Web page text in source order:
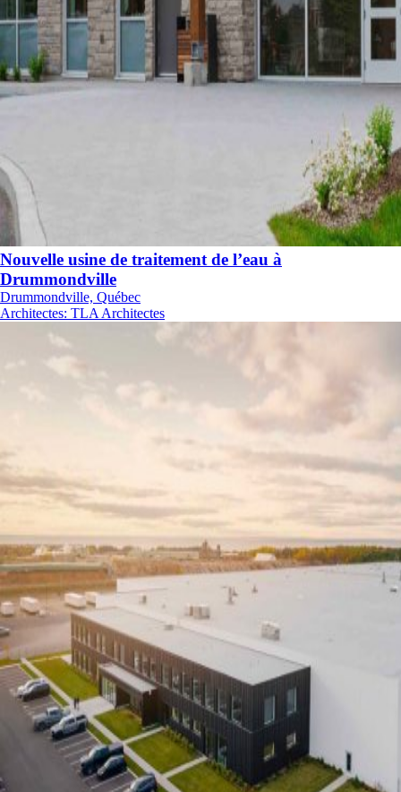
Nouvelle usine de traitement de l’eau à
Drummondville
Drummondville, Québec
Architectes: TLA Architectes